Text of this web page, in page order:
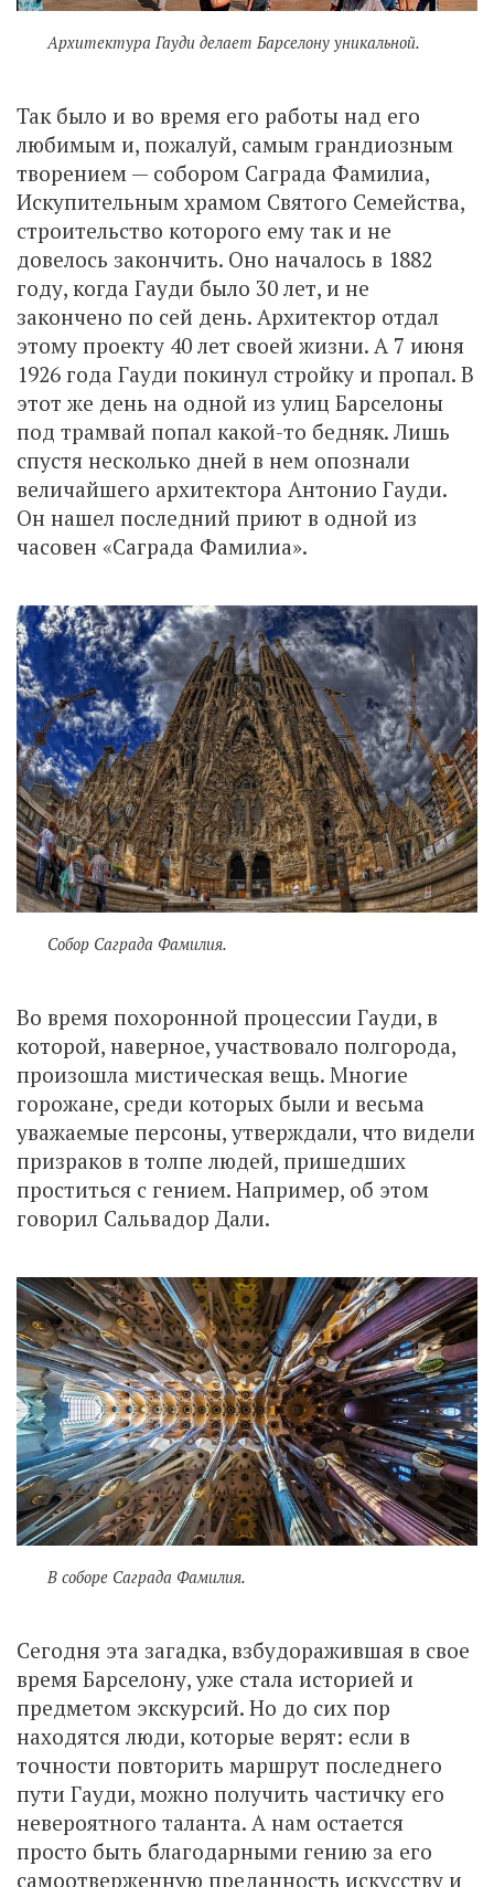
Архитектура Гауди делает Барселону уникальной.
Так было и во время его работы над его
любимым и, пожалуй, самым грандиозным
творением — собором Саграда Фамилиа,
Искупительным храмом Святого Семейства,
строительство которого ему так и не
довелось закончить. Оно началось в 1882
году, когда Гауди было 30 лет, и не
закончено по сей день. Архитектор отдал
этому проекту 40 лет своей жизни. А 7 июня
1926 года Гауди покинул стройку и пропал. В
этот же день на одной из улиц Барселоны
под трамвай попал какой-то бедняк. Лишь
спустя несколько дней в нем опознали
величайшего архитектора Антонио Гауди.
Он нашел последний приют в одной из
часовен «Саграда Фамилиа».
Собор Саграда Фамилия.
Во время похоронной процессии Гауди, в
которой, наверное, участвовало полгорода,
произошла мистическая вещь. Многие
горожане, среди которых были и весьма
уважаемые персоны, утверждали, что видели
призраков в толпе людей, пришедших
проститься с гением. Например, об этом
говорил Сальвадор Дали.
В соборе Саграда Фамилия.
Сегодня эта загадка, взбудоражившая в свое
время Барселону, уже стала историей и
предметом экскурсий. Но до сих пор
находятся люди, которые верят: если в
точности повторить маршрут последнего
пути Гауди, можно получить частичку его
невероятного таланта. А нам остается
просто быть благодарными гению за его
самоотверженную преданность искусству и